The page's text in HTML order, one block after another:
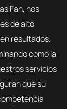
Fan, nos
de alto
resultados.
como la
servicios
que su